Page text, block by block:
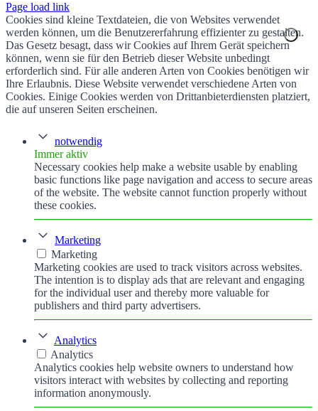
Page load link
Cookies sind kleine Textdateien, die von Websites verwendet
werden können, um die Benutzererfahrung effizienter zu gestalten.
Das Gesetz besagt, dass wir Cookies auf Ihrem Gerät speichern
können, wenn sie für den Betrieb dieser Website unbedingt
erforderlich sind. Für alle anderen Arten von Cookies benötigen wir
Ihre Erlaubnis. Diese Website verwendet verschiedene Arten von
Cookies. Einige Cookies werden von Drittanbieterdiensten platziert,
die auf unseren Seiten erscheinen.
notwendig
Immer aktiv
Necessary cookies help make a website usable by enabling
basic functions like page navigation and access to secure areas
of the website. The website cannot function properly without
these cookies.
Marketing
Marketing
Marketing cookies are used to track visitors across websites.
The intention is to display ads that are relevant and engaging
for the individual user and thereby more valuable for
publishers and third party advertisers.
Analytics
Analytics
Analytics cookies help website owners to understand how
visitors interact with websites by collecting and reporting
information anonymously.